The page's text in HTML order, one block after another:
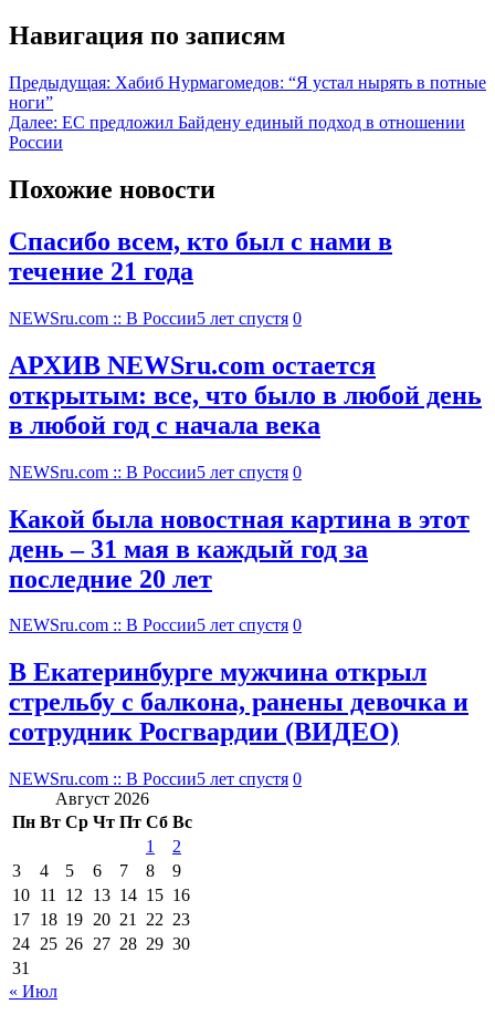
Навигация по записям
Предыдущая: Хабиб Нурмагомедов: “Я устал нырять в потные
ноги”
Далее: ЕС предложил Байдену единый подход в отношении
России
Похожие новости
Спасибо всем, кто был с нами в
течение 21 года
NEWSru.com :: В России5 лет спустя 0
АРХИВ NEWSru.com остается
открытым: все, что было в любой день
в любой год с начала века
NEWSru.com :: В России5 лет спустя 0
Какой была новостная картина в этот
день – 31 мая в каждый год за
последние 20 лет
NEWSru.com :: В России5 лет спустя 0
В Екатеринбурге мужчина открыл
стрельбу с балкона, ранены девочка и
сотрудник Росгвардии (ВИДЕО)
NEWSru.com :: В России5 лет спустя 0
Август 2026
Пн Вт Ср Чт Пт Сб Вс
1
2
3
4 5 6 7 8
9
10 11 12 13 14 15 16
17 18 19 20 21 22 23
24 25 26 27 28 29 30
31
« Июл